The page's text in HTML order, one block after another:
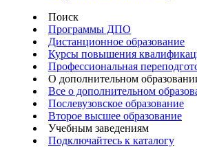
Поиск
Программы ДПО
Дистанционное образование
Курсы повышения
Профессиональная
О дополнительном
Все о дополнительном
Послевузовское образование
Второе высшее образование
Учебным заведениям
Подключайтесь к каталогу